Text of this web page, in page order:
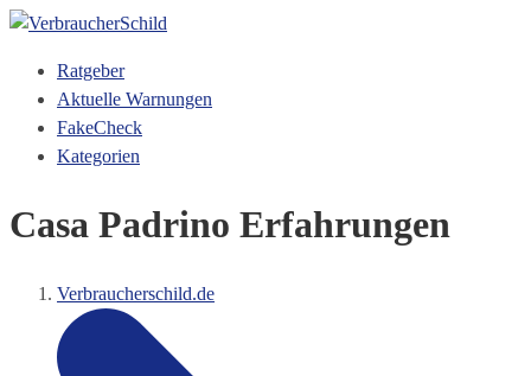
Ratgeber
Aktuelle Warnungen
FakeCheck
Kategorien
Casa Padrino Erfahrungen
Verbraucherschild.de